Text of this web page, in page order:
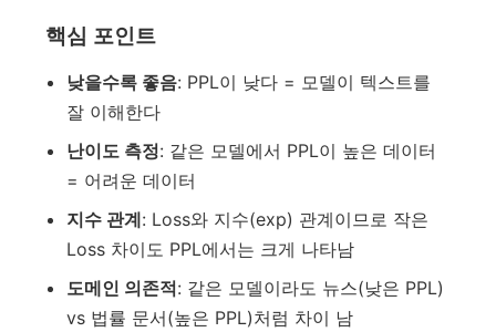
핵심 포인트
낮을수록 좋음: PPL이 낮다 = 모델이 텍스트를
잘 이해한다
난이도 측정: 같은 모델에서 PPL이 높은 데이터
= 어려운 데이터
지수 관계: Loss와 지수(exp) 관계이므로 작은
Loss 차이도 PPL에서는 크게 나타남
도메인 의존적: 같은 모델이라도 뉴스(낮은 PPL)
vs 법률 문서(높은 PPL)처럼 차이 남